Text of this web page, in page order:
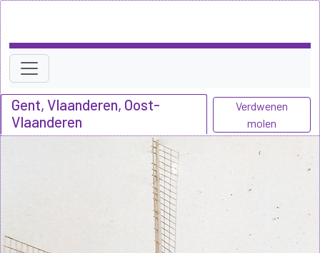
Gent, Vlaanderen, Oost-
Vlaanderen
Verdwenen
molen